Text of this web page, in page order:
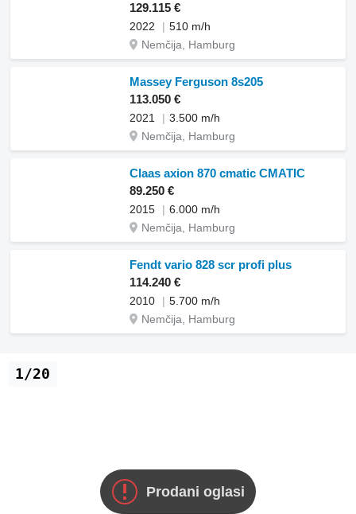
129.115 €
2022
510 m/h
Nemčija, Hamburg
Massey Ferguson 8s205
113.050 €
2021
3.500 m/h
Nemčija, Hamburg
Claas axion 870 cmatic CMATIC
89.250 €
2015
6.000 m/h
Nemčija, Hamburg
Fendt vario 828 scr profi plus
114.240 €
2010
5.700 m/h
Nemčija, Hamburg
Prodani oglasi
1/20